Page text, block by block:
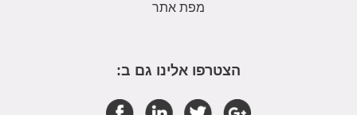
מפת אתר
הצטרפו אלינו גם ב: